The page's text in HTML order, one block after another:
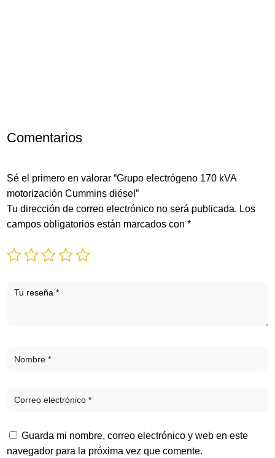
Comentarios
Sé el primero en valorar “Grupo electrógeno 170 kVA
motorización Cummins diésel”
Tu dirección de correo electrónico no será publicada. Los
campos obligatorios están marcados con*
Guarda mi nombre, correo electrónico y web en este
navegador para la próxima vez que comente.